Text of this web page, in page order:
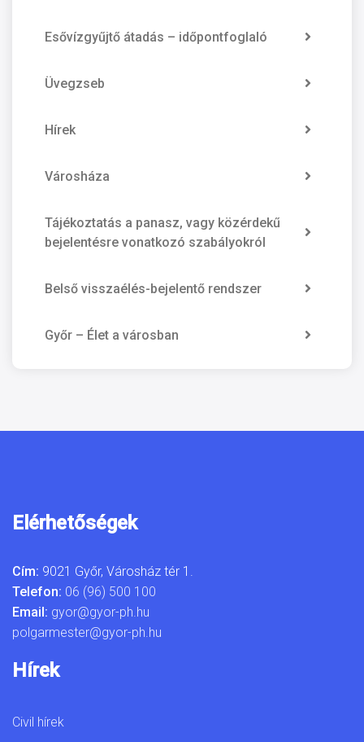
Esővízgyűjtő átadás – időpontfoglaló
Üvegzseb
Hírek
Városháza
Tájékoztatás a panasz, vagy közérdekű
bejelentésre vonatkozó szabályokról
Belső visszaélés-bejelentő rendszer
Győr – Élet a városban
Elérhetőségek
Cím: 9021 Győr, Városház tér 1.
Telefon: 06 (96) 500 100
Email: gyor@gyor-ph.hu
polgarmester@gyor-ph.hu
Hírek
Civil hírek